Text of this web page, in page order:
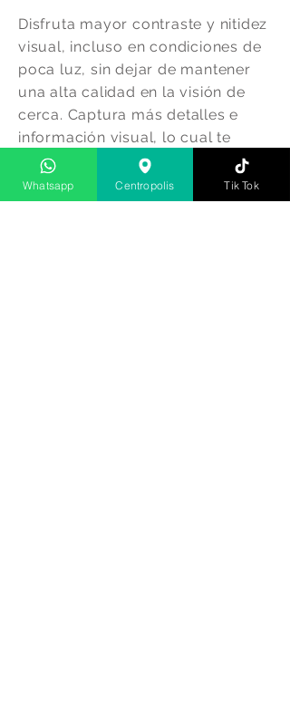
Disfruta mayor contraste y nitidez
visual, incluso en condiciones de
poca luz, sin dejar de mantener
una alta calidad en la visión de
cerca. Captura más detalles e
información visual, lo cual te
permite ver y disfrutar más,
independientemente de la hora
del día.
Whatsapp Centropolis Tik Tok